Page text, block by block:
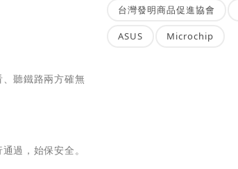
聽鐵路兩方確無
過，始保安全。
台灣發明商品促進協會
ASUS Microchip